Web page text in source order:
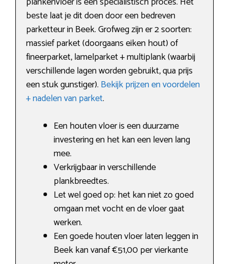
beste laat je dit doen door een bedreven
parketteur in Beek. Grofweg zijn er 2 soorten:
massief parket (doorgaans eiken hout) of
fineerparket, lamelparket + multiplank (waarbij
verschillende lagen worden gebruikt, qua prijs
een stuk gunstiger). Bekijk prijzen en voordelen
+ nadelen van parket.
Een houten vloer is een duurzame
investering en het kan een leven lang
mee.
Verkrijgbaar in verschillende
plankbreedtes.
Let wel goed op: het kan niet zo goed
omgaan met vocht en de vloer gaat
werken.
Een goede houten vloer laten leggen in
Beek kan vanaf €51,00 per vierkante